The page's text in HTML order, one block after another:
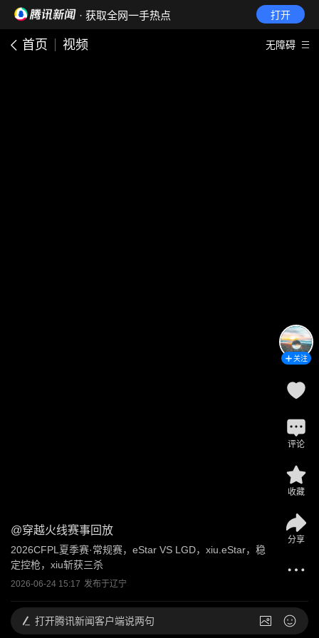
· 获取全网一手热点 打开
首页 视频 无障碍
@穿越火线赛事回放
2026CFPL夏季赛·常规赛，eStar VS LGD，xiu.eStar，稳
定控枪，xiu斩获三杀
2026-06-24 15:17 发布于辽宁
关注
评论
收藏
分享
打开腾讯新闻客户端说两句